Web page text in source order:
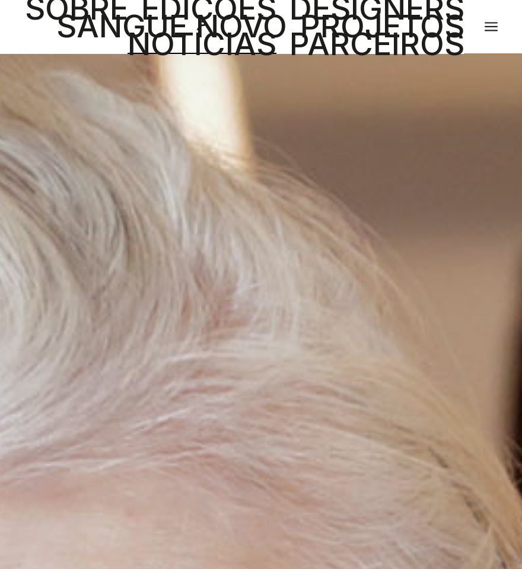
SOBRE EDIÇÕES DESIGNERS
SANGUE NOVO PROJETOS
NOTÍCIAS PARCEIROS a